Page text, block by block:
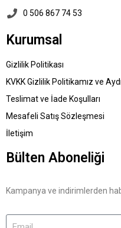
0 506 867 74 53
Kurumsal
Gizlilik Politikası
KVKK Gizlilik Politikamız ve
Teslimat ve İade Koşulları
Mesafeli Satış Sözleşmesi
İletişim
Bülten Aboneliği
Kampanya ve indirimlerden